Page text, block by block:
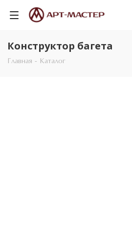
Конструктор багета
Главная - Каталог